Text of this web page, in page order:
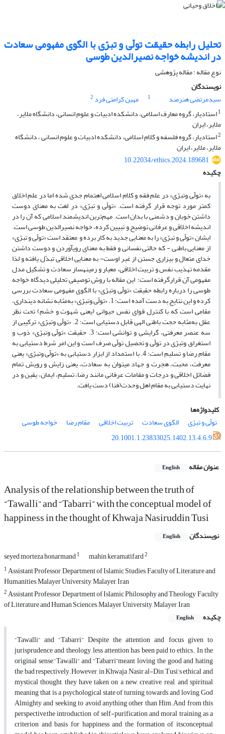
تحلیل رابطه حقیقت تولّی و تبرّی با الگوی مفهومی سعادت
در اندیشه خواجه نصیرالدین طوسی
نوع مقاله : مقاله پژوهشی
نویسندگان
سیدمرتضی هنرمند
1 مهین کرامتی فرد 2
1استادیار، گروه معارف اسلامی، دانشکده ادبیات و علوم انسانی، دانشگاه ملایر،
ملایر، ایران
2استادیار، گروه فلسفه و کلام اسلامی، دانشکده ادبیات و علوم انسانی ، دانشگاه
ملایر، ملایر، ایران
10.22034/ethics.2024.189681
چکیده
به «تولّی وتبرّی» در علم فقه و کلام اسلامی اهتمام جدی شده اما در علم اخلاق
کمتر مورد توجه قرار گرفته است. «تولّی و تبرّی» در لغت به معنای دوست
داشتن خوبان و دشمنی با بدان است. مهم‌ترین اندیشمند اسلامی که آن را در
اندیشه اخلاقی و عرفانی توضیح و تبیین کرده، خواجه نصیرالدین طوسی است.
ایشان «تولّی و تبرّی» را به معنایی جدید به کار برده و معتقد است «تولّی و تبرّی»
از معنایی باطنی - که حالتی نفسانی و فقط به معنای روی­آوردن و دوست داشتن
خدای متعال و بیزاری جستن از غیر اوست- به معنایی اخلاقی تبدّل یافته و لذا
مقدمه تهذیب نفس و تربیت اخلاقی، معیار و زمینه­ساز سعادت و تشکیل مدل
مفهومی آن قرارگرفته است؛ این مقاله با روش توصیفی تحلیلی دیدگاه خواجه
طوسی را درباره رابطه حقیقت «تولّی وتبرّی» با الگوی مفهومی سعادت بررسی
کرده و این نتایج به دست آمده است: 1. «تولّی وتبرّی» به‌مثابه نشانه دینداری،
مقامی است که با کنترل قوای نفس حیوانی (یعنی شهوت و خشم) تحت نظر
عقل به‌مثابه حجت باطنی الهی قابل دستیابی است؛ 2. «تولّی وتبرّی» ترکیبی از
سه عنصر معرفتی، گرایشی و توانشی است؛ 3. حقیقت «تولّی وتبرّی» ذوب و
استغراق وتبرّی در تولّی و تحصیل تولّی صرف است و این امر شرط دستیابی به
مقام رضا و تسلیم است؛ 4. با استمداد از ابزار دستیابی به «تولّی وتبرّی» یعنی
معرفت، محبت، هجرت و جهاد می­توان به سعادت، یعنی زایش و رویش تمام
فضائل اخلاقی و درجات و مقامات عرفانی مانند رضا، تسلیم، ایمان، یقین و در
نهایت دستیابی به مقام اهل وحدت(فنا) دست­ یافت.
کلیدواژه‌ها
تولّی و تبرّی
الگوی سعادت تربیت اخلاقی مقام رضا
خواجه طوسی
20.1001.1.23833025.1402.13.4.6.9
عنوان مقاله English
Analysis of the relationship between the truth of
“Tawalli” and “Tabarri” with the conceptual model of
happiness in the thought of Khwaja Nasiruddin Tusi
نویسندگان English
seyed morteza honarmand1 mahin keramatifard2
1Assistant Professor, Department of Islamic Studies, Faculty of Literature and
Humanities, Malayer University, Malayer, Iran
2Assistant Professor, Department of Islamic Philosophy and Theology, Faculty
of Literature and Human Sciences, Malayer University, Malayer, Iran
چکیده
English
“Tawalli” and “Tabarri” Despite the attention and focus given to
jurisprudence and theology, less attention has been paid to ethics. In the
original sense,“Tawalli” and “Tabarri”meant loving the good and hating
the bad respectively.However, in Khwaja Nasir al-Din Tusi’s ethical and
mystical thought, they have taken on a new, creative, real, and spiritual
meaning that is a psychological state of turning towards and loving God
Almighty and seeking to avoid anything other than Him.And from this
perspective,the introduction of self-purification and moral training as a
criterion and basis for happiness and the formation of itsconceptual